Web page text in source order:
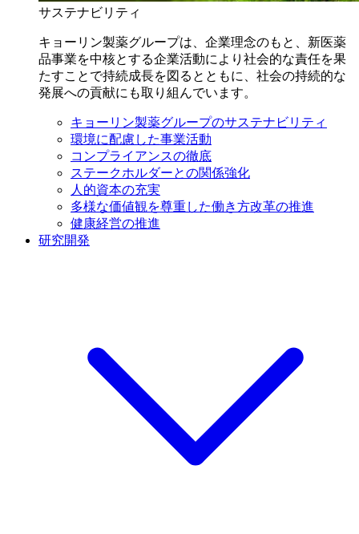
サステナビリティ
キョーリン製薬グループは、企業理念のもと、新医薬
品事業を中核とする企業活動により社会的な責任を果
たすことで持続成長を図るとともに、社会の持続的な
発展への貢献にも取り組んでいます。
キョーリン製薬グループのサステナビリティ
環境に配慮した事業活動
コンプライアンスの徹底
ステークホルダーとの関係強化
人的資本の充実
多様な価値観を尊重した働き方改革の推進
健康経営の推進
研究開発